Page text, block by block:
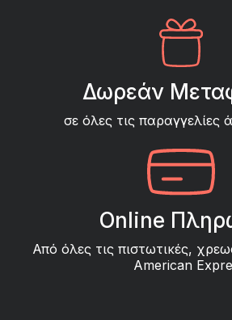
Δωρεάν
σε όλες τις παραγγελίες
Online
Από όλες τις πιστωτικές,
American